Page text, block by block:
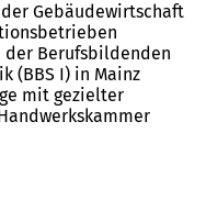
Gebäudewirtschaft
der Berufsbildenden
(BBS I) in Mainz
mit gezielter